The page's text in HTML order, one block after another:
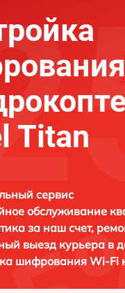
Titan
сервис
обслуживание
за наш счет,
выезд курьера в
шифрования Wi-Fi